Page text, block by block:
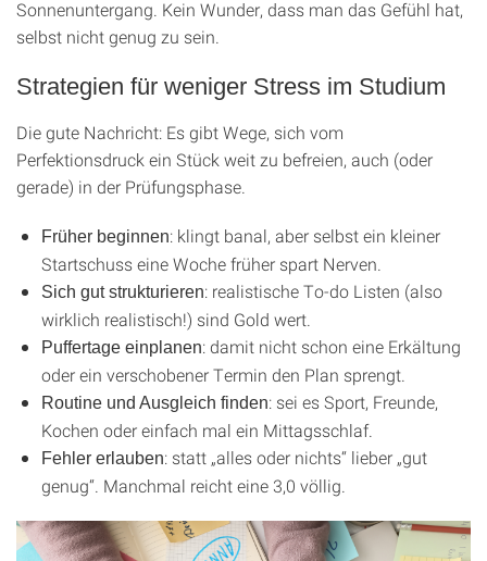
Sonnenuntergang. Kein Wunder, dass man das Gefühl hat,
selbst nicht genug zu sein.
Strategien für weniger Stress im Studium
Die gute Nachricht: Es gibt Wege, sich vom
Perfektionsdruck ein Stück weit zu befreien, auch (oder
gerade) in der Prüfungsphase.
Früher beginnen: klingt banal, aber selbst ein kleiner
Startschuss eine Woche früher spart Nerven.
Sich gut strukturieren: realistische To-do Listen (also
wirklich realistisch!) sind Gold wert.
Puffertage einplanen: damit nicht schon eine Erkältung
oder ein verschobener Termin den Plan sprengt.
Routine und Ausgleich finden: sei es Sport, Freunde,
Kochen oder einfach mal ein Mittagsschlaf.
Fehler erlauben: statt „alles oder nichts“ lieber „gut
genug“. Manchmal reicht eine 3,0 völlig.